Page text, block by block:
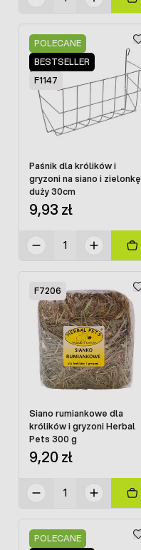
POLECANE
BESTSELLER
F1147
Paśnik dla królików i
gryzoni na siano i zielonkę
duży 30cm
9,93 zł
F7206
Siano rumiankowe dla
królików i gryzoni Herbal
Pets 300 g
9,20 zł
POLECANE